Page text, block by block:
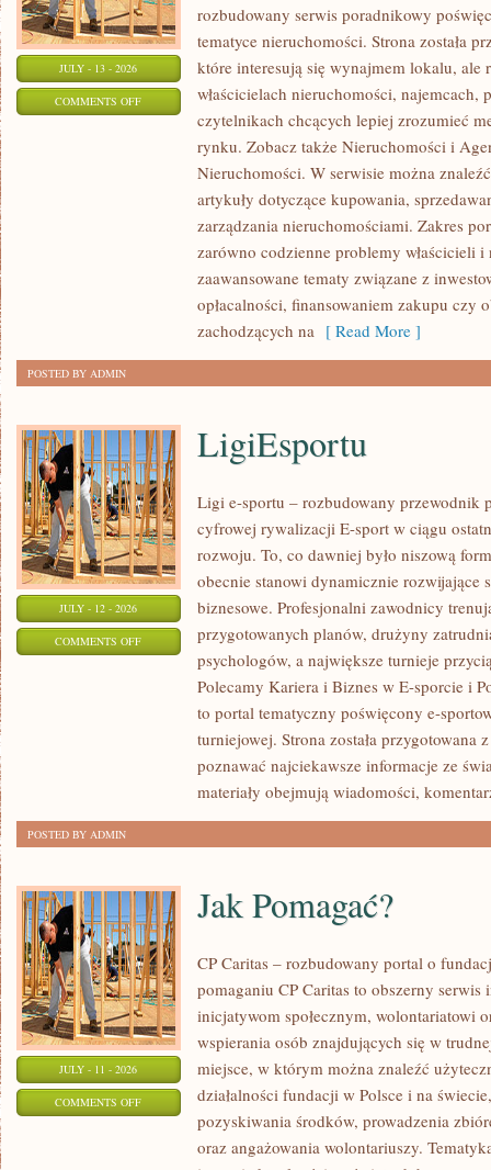
JULY - 13 - 2026
COMMENTS OFFON
NIERUCHOMOŚCI
rozbudowany serwis poradnikowy
tematyce nieruchomości. Strona została
które interesują się wynajmem lokalu, ale
właścicielach nieruchomości, najemcach,
czytelnikach chcących lepiej zrozumieć
rynku. Zobacz także Nieruchomości i
Nieruchomości. W serwisie można
artykuły dotyczące kupowania,
zarządzania nieruchomościami. Zakres
zarówno codzienne problemy właścicieli
zaawansowane tematy związane z
opłacalności, finansowaniem zakupu czy
zachodzących na [ Read More ]
POSTED BY ADMIN
JULY - 12 - 2026
COMMENTS OFFON
LIGIESPORTU
LigiEsportu
Ligi e-sportu – rozbudowany przewodnik
cyfrowej rywalizacji E-sport w ciągu
rozwoju. To, co dawniej było niszową
obecnie stanowi dynamicznie rozwijające
biznesowe. Profesjonalni zawodnicy
przygotowanych planów, drużyny
psychologów, a największe turnieje
Polecamy Kariera i Biznes w E-sporcie i
to portal tematyczny poświęcony e-
turniejowej. Strona została przygotowana
poznawać najciekawsze informacje ze
materiały obejmują wiadomości,
POSTED BY ADMIN
JULY - 11 - 2026
COMMENTS OFFON
POMAGAĆ?
Jak Pomagać?
CP Caritas – rozbudowany portal o
pomaganiu CP Caritas to obszerny
inicjatywom społecznym, wolontariatowi
wspierania osób znajdujących się w
miejsce, w którym można znaleźć
działalności fundacji w Polsce i na
pozyskiwania środków, prowadzenia
oraz angażowania wolontariuszy.